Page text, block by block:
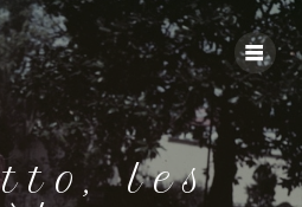
les